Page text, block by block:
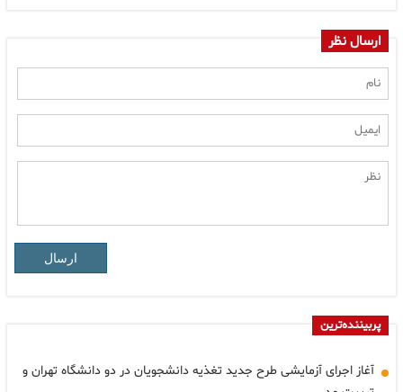
ارسال نظر
ارسال
پربیننده‌ترین
آغاز اجرای آزمایشی طرح جدید تغذیه دانشجویان در دو دانشگاه تهران و